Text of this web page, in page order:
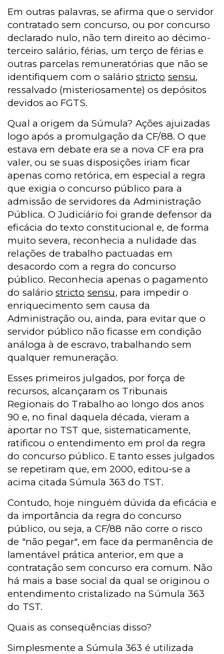
Em outras palavras, se afirma que o servidor
contratado sem concurso, ou por concurso
declarado nulo, não tem direito ao décimo-
terceiro salário, férias, um terço de férias e
outras parcelas remuneratórias que não se
identifiquem com o saláriostricto sensu,
ressalvado (misteriosamente) os depósitos
devidos ao FGTS.
Qual a origem da Súmula? Ações ajuizadas
logo após a promulgação da CF/88. O que
estava em debate era se a nova CF era pra
valer, ou se suas disposições iriam ficar
apenas como retórica, em especial a regra
que exigia o concurso público para a
admissão de servidores da Administração
Pública. O Judiciário foi grande defensor da
eficácia do texto constitucional e, de forma
muito severa, reconhecia a nulidade das
relações de trabalho pactuadas em
desacordo com a regra do concurso
público. Reconhecia apenas o pagamento
do saláriostricto sensu, para impedir o
enriquecimento sem causa da
Administração ou, ainda, para evitar que o
servidor público não ficasse em condição
análoga à de escravo, trabalhando sem
qualquer remuneração.
Esses primeiros julgados, por força de
recursos, alcançaram os Tribunais
Regionais do Trabalho ao longo dos anos
90 e, no final daquela década, vieram a
aportar no TST que, sistematicamente,
ratificou o entendimento em prol da regra
do concurso público. E tanto esses julgados
se repetiram que, em 2000, editou-se a
acima citada Súmula 363 do TST.
Contudo, hoje ninguém dúvida da eficácia e
da importância da regra do concurso
público, ou seja, a CF/88 não corre o risco
de "não pegar", em face da permanência de
lamentável prática anterior, em que a
contratação sem concurso era comum. Não
há mais a base social da qual se originou o
entendimento cristalizado na Súmula 363
do TST.
Quais as conseqüências disso?
Simplesmente a Súmula 363 é utilizada